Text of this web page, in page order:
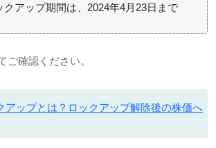
クアップ期間は、2024年4月23日まで
ご確認ください。
アップとは？ロックアップ解除後の株価へ